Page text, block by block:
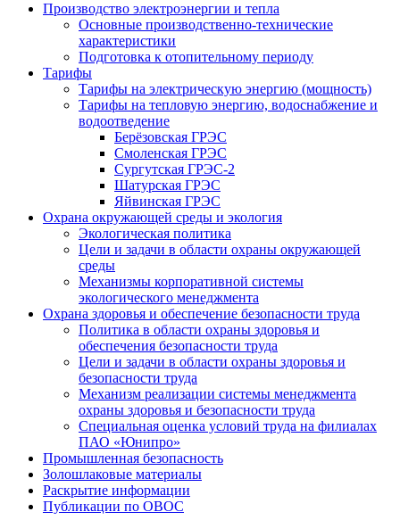
Производство электроэнергии и тепла
Основные производственно-технические
характеристики
Подготовка к отопительному периоду
Тарифы
Тарифы на электрическую энергию (мощность)
Тарифы на тепловую энергию, водоснабжение и
водоотведение
Берёзовская ГРЭС
Смоленская ГРЭС
Сургутская ГРЭС-2
Шатурская ГРЭС
Яйвинская ГРЭС
Охрана окружающей среды и экология
Экологическая политика
Цели и задачи в области охраны окружающей
среды
Механизмы корпоративной системы
экологического менеджмента
Охрана здоровья и обеспечение безопасности труда
Политика в области охраны здоровья и
обеспечения безопасности труда
Цели и задачи в области охраны здоровья и
безопасности труда
Механизм реализации системы менеджмента
охраны здоровья и безопасности труда
Специальная оценка условий труда на филиалах
ПАО «Юнипро»
Промышленная безопасность
Золошлаковые материалы
Раскрытие информации
Публикации по OBOC